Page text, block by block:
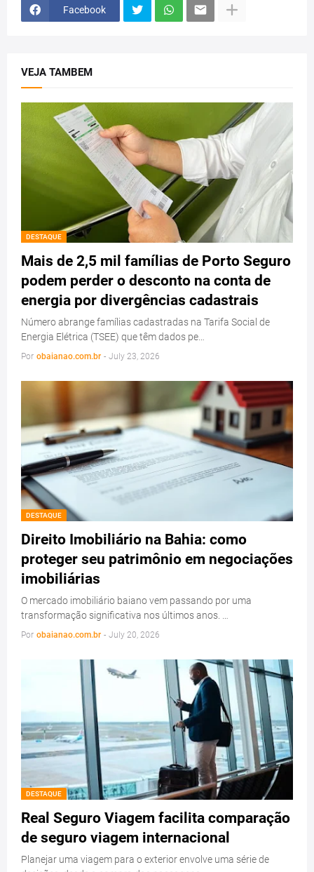
Facebook
VEJA TAMBEM
DESTAQUE
Mais de 2,5 mil famílias de Porto Seguro
podem perder o desconto na conta de
energia por divergências cadastrais
Número abrange famílias cadastradas na Tarifa Social de
Energia Elétrica (TSEE) que têm dados pe…
Por obaianao.com.br - July 23, 2026
DESTAQUE
Direito Imobiliário na Bahia: como
proteger seu patrimônio em negociações
imobiliárias
O mercado imobiliário baiano vem passando por uma
transformação significativa nos últimos anos. …
Por obaianao.com.br - July 20, 2026
DESTAQUE
Real Seguro Viagem facilita comparação
de seguro viagem internacional
Planejar uma viagem para o exterior envolve uma série de